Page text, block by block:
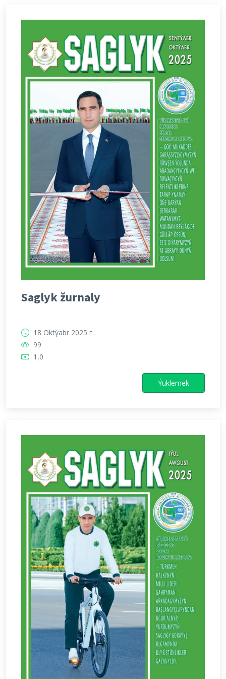
Saglyk žurnaly
18 Oktýabr 2025 г.
99
1,0
Ýüklemek